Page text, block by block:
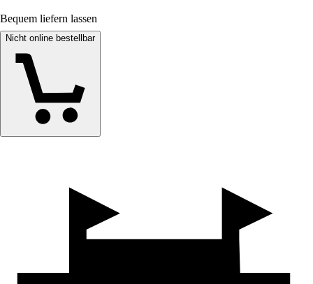
Bequem liefern lassen
Nicht online bestellbar